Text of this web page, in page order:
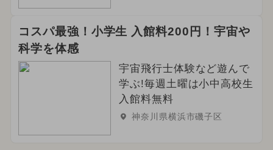
コスパ最強！小学生 入館料200円！宇宙や
科学を体感
宇宙飛行士体験など遊んで
学ぶ!毎週土曜は小中高校生
入館料無料
神奈川県横浜市磯子区